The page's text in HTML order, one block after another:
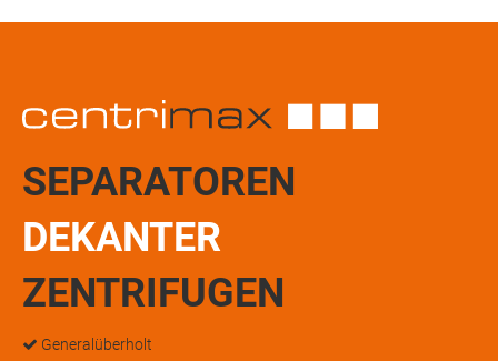
SEPARATOREN
DEKANTER
ZENTRIFUGEN
Generalüberholt